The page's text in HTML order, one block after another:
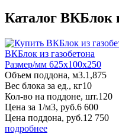
Каталог ВКБлок
ВКБлок из газобетона
Размер/мм 625x100x250
Объем поддона, м3.1,875
Вес блока за ед., кг10
Кол-во на поддоне, шт.120
Цена за 1/м3, руб.6 600
Цена поддона, руб.12 750
подробнее